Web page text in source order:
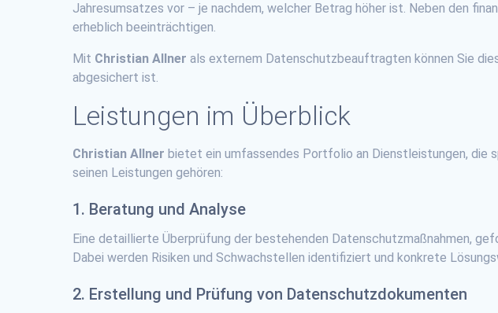
Jahresumsatzes vor – je nachdem, welcher Betrag höher ist. Neben den
erheblich beeinträchtigen.
Mit Christian Allner als externem Datenschutzbeauftragten können Sie
abgesichert ist.
Leistungen im Überblick
Christian Allner bietet ein umfassendes Portfolio an Dienstleistungen, die
seinen Leistungen gehören:
1. Beratung und Analyse
Eine detaillierte Überprüfung der bestehenden Datenschutzmaßnahmen,
Dabei werden Risiken und Schwachstellen identifiziert und konkrete
2. Erstellung und Prüfung von Datenschutzdokumenten